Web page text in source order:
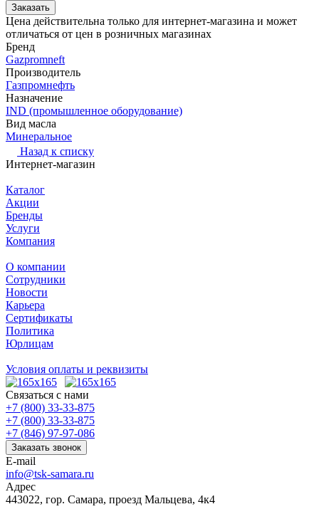
Заказать
Цена действительна только для интернет-магазина и может
отличаться от цен в розничных магазинах
Бренд
Gazpromneft
Производитель
Газпромнефть
Назначение
IND (промышленное оборудование)
Вид масла
Минеральное
Назад к списку
Интернет-магазин
Каталог
Акции
Бренды
Услуги
Компания
О компании
Сотрудники
Новости
Карьера
Сертификаты
Политика
Юрлицам
Условия оплаты и реквизиты
Связаться с нами
+7 (800) 33-33-875
+7 (800) 33-33-875
+7 (846) 97-97-086
Заказать звонок
E-mail
info@tsk-samara.ru
Адрес
443022, гор. Самара, проезд Мальцева, 4к4